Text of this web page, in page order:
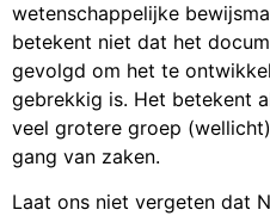
wetenschappelijke
betekent niet dat het
gevolgd om het te
gebrekkig is. Het betekent
veel grotere groep
gang van zaken.
Laat ons niet vergeten dat